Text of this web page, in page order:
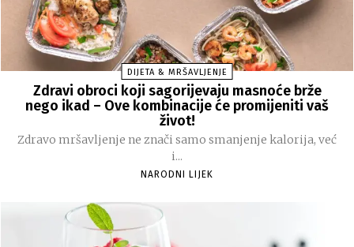
DIJETA & MRŠAVLJENJE
Zdravi obroci koji sagorijevaju masnoće brže
nego ikad – Ove kombinacije će promijeniti vaš
život!
Zdravo mršavljenje ne znači samo smanjenje kalorija, već
i...
NARODNI LIJEK